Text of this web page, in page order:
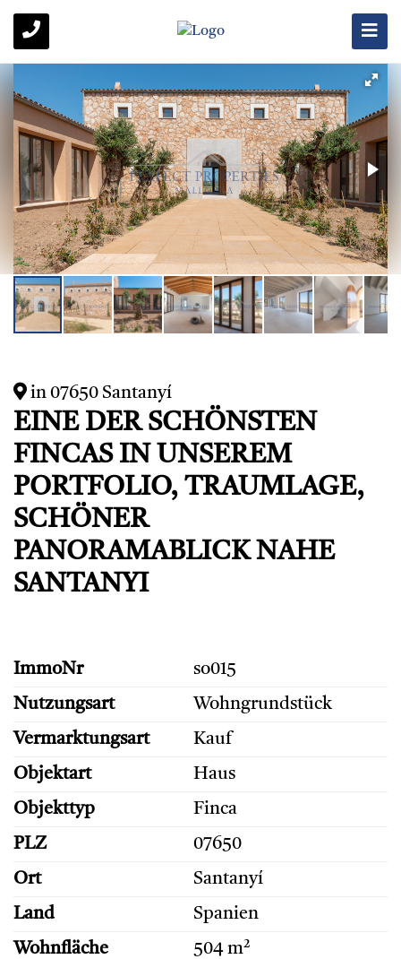
in 07650 Santanyí
EINE DER SCHÖNSTEN
FINCAS IN UNSEREM
PORTFOLIO, TRAUMLAGE,
SCHÖNER
PANORAMABLICK NAHE
SANTANYI
ImmoNr
so015
Nutzungsart
Wohngrundstück
Vermarktungsart
Kauf
Objektart
Haus
Objekttyp
Finca
PLZ
07650
Ort
Santanyí
Land
Spanien
Wohnfläche
504 m²